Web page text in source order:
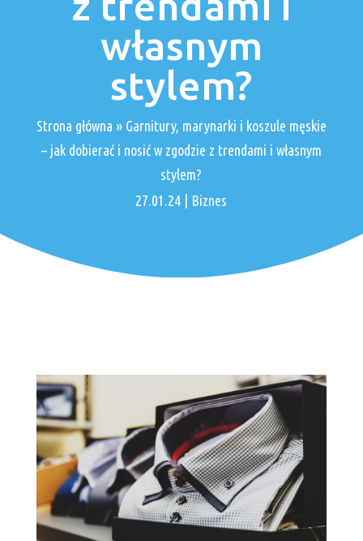
własnym
stylem?
Strona główna » Garnitury, marynarki i koszule męskie
– jak dobierać i nosić w zgodzie z trendami i własnym
stylem?
27.01.24
Biznes